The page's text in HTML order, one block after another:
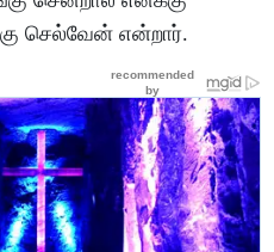
செல்வேன் என்றார்.